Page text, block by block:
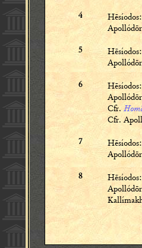
4 Hēsíodos:
5 Hēsíodos:
6 Hēsíodos:
Cfr. Hom
Cfr.
7 Hēsíodos:
8 Hēsíodos: